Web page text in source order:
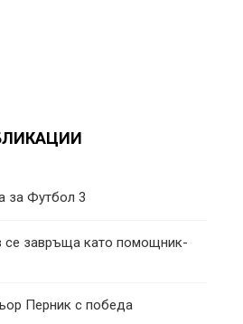
за Футбол 3
се завръща като помощник-
Перник с победа